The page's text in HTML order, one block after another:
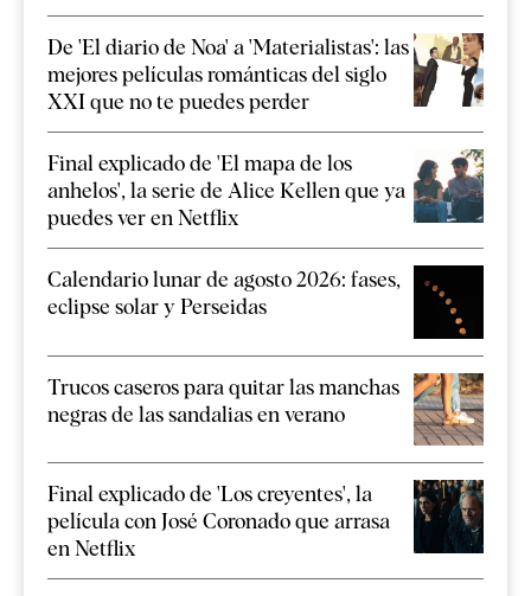
De 'El diario de Noa' a 'Materialistas': las
mejores películas románticas del siglo
XXI que no te puedes perder
Final explicado de 'El mapa de los
anhelos', la serie de Alice Kellen que ya
puedes ver en Netflix
Calendario lunar de agosto 2026: fases,
eclipse solar y Perseidas
Trucos caseros para quitar las manchas
negras de las sandalias en verano
Final explicado de 'Los creyentes', la
película con José Coronado que arrasa
en Netflix